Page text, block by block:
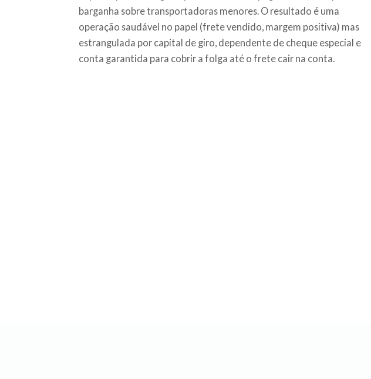
barganha sobre transportadoras menores. O resultado é uma
operação saudável no papel (frete vendido, margem positiva) mas
estrangulada por capital de giro, dependente de cheque especial e
conta garantida para cobrir a folga até o frete cair na conta.